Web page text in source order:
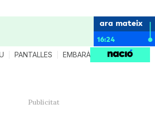
ara mateix
16:24
PANTALLES EMBARÀS CRIANÇA